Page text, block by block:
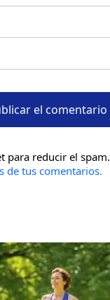
para reducir el spam.
de tus comentarios.